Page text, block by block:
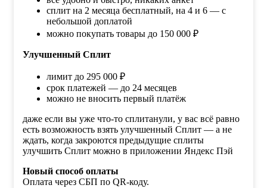
сплит на 2 месяца бесплатный, на 4 и 6 — с
небольшой доплатой
можно покупать товары до 150 000 ₽
Улучшенный Сплит
лимит до 295 000 ₽
срок платежей — до 24 месяцев
можно не вносить первый платёж
даже если вы уже что-то сплитанули, у вас всё равно
есть возможность взять улучшенный Сплит — а не
ждать, когда закроются предыдущие сплиты
улучшить Сплит можно в приложении Яндекс Пэй
Новый способ оплаты
Оплата через СБП по QR-коду.